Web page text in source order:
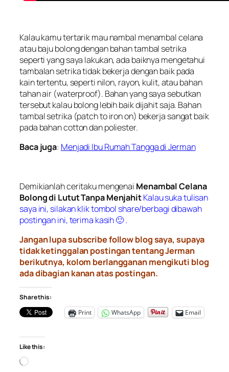
Kalau kamu tertarik mau nambal menambal celana
atau baju bolong dengan bahan tambal setrika
seperti yang saya lakukan, ada baiknya mengetahui
tambalan setrika tidak bekerja dengan baik pada
kain tertentu, seperti nilon, rayon, kulit, atau bahan
tahan air (waterproof). Bahan yang saya sebutkan
tersebut kalau bolong lebih baik dijahit saja. Bahan
tambal setrika (patch to iron on) bekerja sangat baik
pada bahan cotton dan poliester.
Baca juga: Menjadi Ibu Rumah Tangga di Jerman
Demikianlah ceritaku mengenai Menambal Celana
Bolong di Lutut Tanpa MenjahitKalau suka tulisan
saya ini, silakan klik tombol share/berbagi dibawah
postingan ini, terima kasih 🙂 .
Jangan lupa subscribe follow blog saya, supaya
tidak ketinggalan postingan tentang Jerman
berikutnya, kolom berlangganan mengikuti blog
ada dibagian kanan atas postingan.
Share this:
Print
WhatsApp Email
Like this:
Loading…